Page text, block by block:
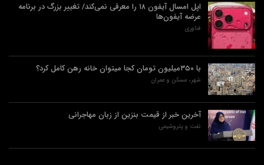
اپل امسال آیفون ۱۸ را معرفی نمی‌کند/ تغییر بزرگ در برنامه
عرضه آیفون‌ها
فناوری
با ۳۵۰میلیون تومان کجا میتوان خانه رهن کامل کرد؟
شهر، مسکن و عمران
آخرین خبر از قیمت بنزین از زبان مهاجرانی
نفت و پتروشیمی